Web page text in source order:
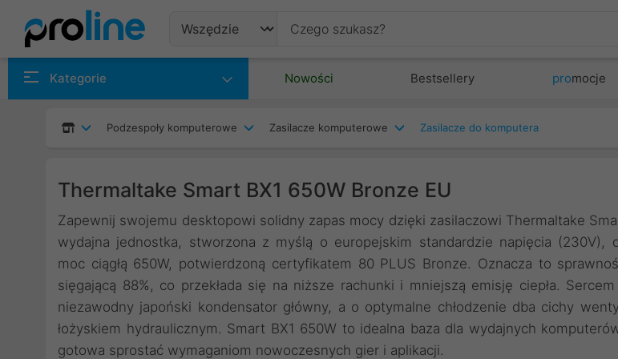
Kategorie Nowości Bestsellery promocje
Podzespoły komputerowe Zasilacze komputerowe Zasilacze do komputera
Thermaltake Smart BX1 650W Bronze EU
Zapewnij swojemu desktopowi solidny zapas mocy dzięki zasilaczowi Thermaltake
wydajna jednostka, stworzona z myślą o europejskim standardzie napięcia (230V),
moc ciągłą 650W, potwierdzoną certyfikatem 80 PLUS Bronze. Oznacza to
sięgającą 88%, co przekłada się na niższe rachunki i mniejszą emisję ciepła.
niezawodny japoński kondensator główny, a o optymalne chłodzenie dba cichy
łożyskiem hydraulicznym. Smart BX1 650W to idealna baza dla wydajnych
gotowa sprostać wymaganiom nowoczesnych gier i aplikacji.